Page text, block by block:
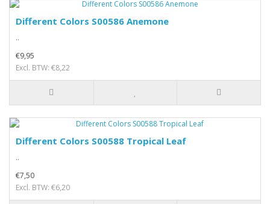
Different Colors S00586 Anemone
..
€9,95
Excl. BTW: €8,22
Different Colors S00588 Tropical Leaf
..
€7,50
Excl. BTW: €6,20